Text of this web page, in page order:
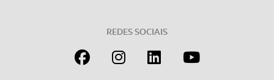
REDES SOCIAIS